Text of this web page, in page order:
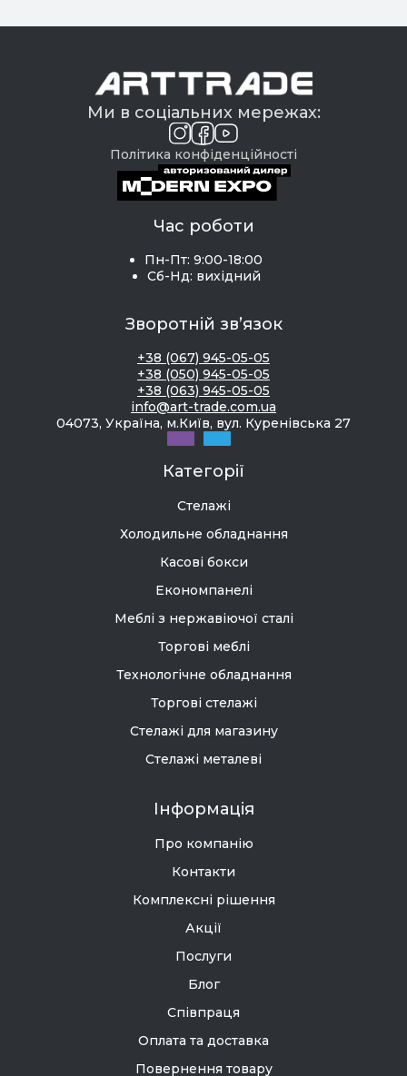
Ми в соціальних мережах:
Політика конфіденційності
Час роботи
Пн-Пт: 9:00-18:00
Сб-Нд: вихідний
Зворотній зв’язок
+38 (067) 945-05-05
+38 (050) 945-05-05
+38 (063) 945-05-05
info@art-trade.com.ua
04073, Україна, м.Київ, вул. Куренівська 27
Категорії
Стелажі
Холодильне обладнання
Касові бокси
Економпанелі
Меблі з нержавіючої сталі
Торгові меблі
Технологічне обладнання
Торгові стелажі
Стелажі для магазину
Стелажі металеві
Інформація
Про компанію
Контакти
Комплексні рішення
Акції
Послуги
Блог
Співпраця
Оплата та доставка
Повернення товару